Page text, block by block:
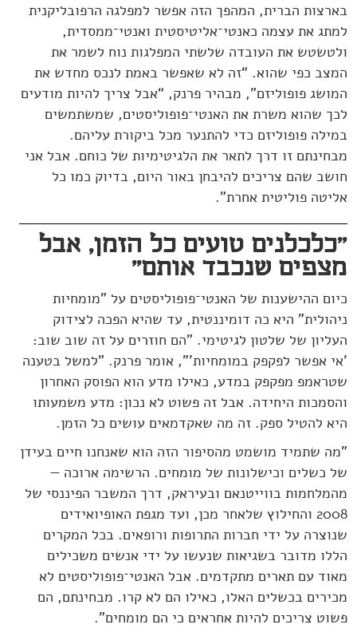
בארצות הברית, המהפך הזה אפשר למפלגה הרפובליקנית
למתג את עצמה כאנטי־אליטיסטית ואנטי־ממסדית,
ולטשטש את העובדה שלשתי המפלגות נוח לשמר את
המצב כפי שהוא. “זה לא שאפשר באמת לנכס מחדש את
המושג פופוליזם”, מבהיר פרנק, “אבל צריך להיות מודעים
לכך שהוא משרת את האנטי־פופוליסטים, שמשתמשים
במילה פופוליזם כדי להתנער מכל ביקורת עליהם.
מבחינתם זו דרך לתאר את הלגיטימיות של כוחם. אבל אני
חושב שהם צריכים להיבחן באור היום, בדיוק כמו כל
אליטה פוליטית אחרת”.
"כלכלנים טועים כל הזמן, אבל
מצפים שנכבד אותם"
כיום ההישענות של האנטי־פופוליסטים על "מומחיות
ניהולית" היא כה דומיננטית, עד שהיא הפכה לצידוק
העליון של שלטון לגיטימי. "הם חוזרים על זה שוב שוב:
'אי אפשר לפקפק במומחיות'", אומר פרנק. "למשל בטענה
שטראמפ מפקפק במדע, כאילו מדע הוא הפוסק האחרון
והסמכות היחידה. אבל זה פשוט לא נכון: מדע משמעותו
היא להטיל ספק. זה מה שאקדמאים עושים כל הזמן.
"מה שתמיד מושמט מהסיפור הזה הוא שאנחנו חיים בעידן
של כשלים וכישלונות של מומחים. הרשימה ארוכה —
מהמלחמות בווייטנאם ובעיראק, דרך המשבר הפיננסי של
2008 והחילוץ שלאחר מכן, ועד מגפת האופיואידים
שנוצרה על ידי חברות התרופות ורופאים. בכל המקרים
הללו מדובר בשגיאות שנעשו על ידי אנשים משכילים
מאוד עם תארים מתקדמים. אבל האנטי־פופוליסטים לא
מכירים בכשלים האלו, כאילו הם לא קרו. מבחינתם, הם
פשוט צריכים להיות אחראים כי הם מומחים".